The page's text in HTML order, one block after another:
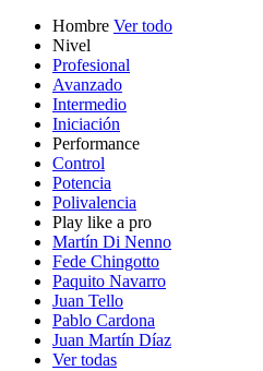
Hombre Ver todo
Nivel
Profesional
Avanzado
Intermedio
Iniciación
Performance
Control
Potencia
Polivalencia
Play like a pro
Martín Di Nenno
Fede Chingotto
Paquito Navarro
Juan Tello
Pablo Cardona
Juan Martín Díaz
Ver todas